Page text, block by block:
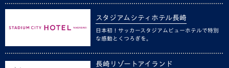
スタジアムシティホテル長崎
日本初！サッカースタジアムビューホテルで特別
な感動とくつろぎを。
長崎リゾートアイランド